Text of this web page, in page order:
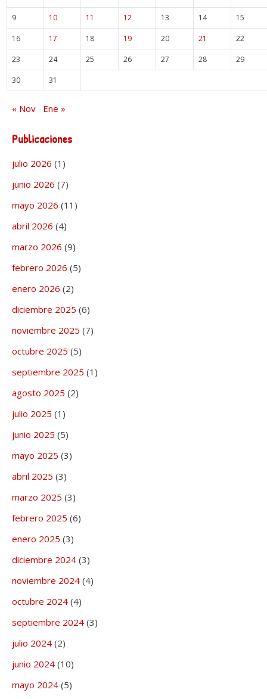
9 10 11 12 13 14 15
16 17 18 19 20 21 22
23 24 25 26 27 28 29
30 31
« Nov Ene »
Publicaciones
julio 2026 (1)
junio 2026 (7)
mayo 2026 (11)
abril 2026 (4)
marzo 2026 (9)
febrero 2026 (5)
enero 2026 (2)
diciembre 2025 (6)
noviembre 2025 (7)
octubre 2025 (5)
septiembre 2025 (1)
agosto 2025 (2)
julio 2025 (1)
junio 2025 (5)
mayo 2025 (3)
abril 2025 (3)
marzo 2025 (3)
febrero 2025 (6)
enero 2025 (3)
diciembre 2024 (3)
noviembre 2024 (4)
octubre 2024 (4)
septiembre 2024 (3)
julio 2024 (2)
junio 2024 (10)
mayo 2024 (5)